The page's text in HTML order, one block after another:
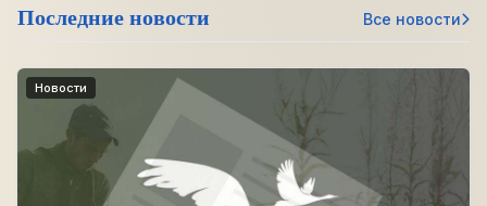
Последние новости Все новости
Новости